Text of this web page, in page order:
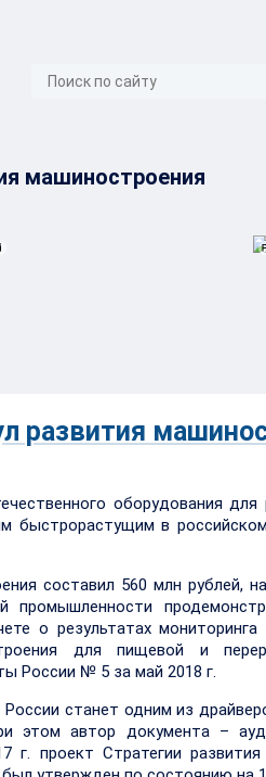
машиностроения
развития
оборудования для
быстрорастущим в
составил 560 млн рублей,
промышленности
о результатах
для пищевой и
России № 5 за май 2018 г.
станет одним из
этом автор документа –
г. проект Стратегии